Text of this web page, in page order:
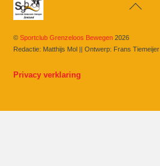
Back
©Sportclub Grenzeloos Bewegen 2026
Redactie: Matthijs Mol || Ontwerp: Frans Tiemeijer
Privacy verklaring